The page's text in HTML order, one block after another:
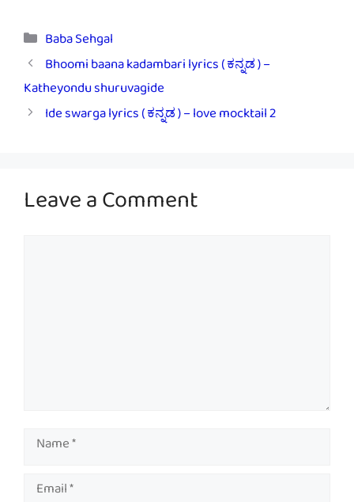
Categories
Baba Sehgal
Bhoomi baana kadambari lyrics ( ಕನ್ನಡ ) –
Katheyondu shuruvagide
Ide swarga lyrics ( ಕನ್ನಡ ) – love mocktail 2
Leave a Comment
Name
Email